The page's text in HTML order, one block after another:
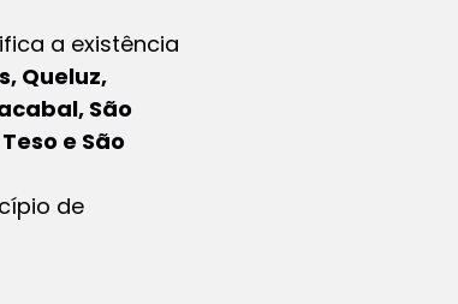
a existência
Queluz,
São
e São
de